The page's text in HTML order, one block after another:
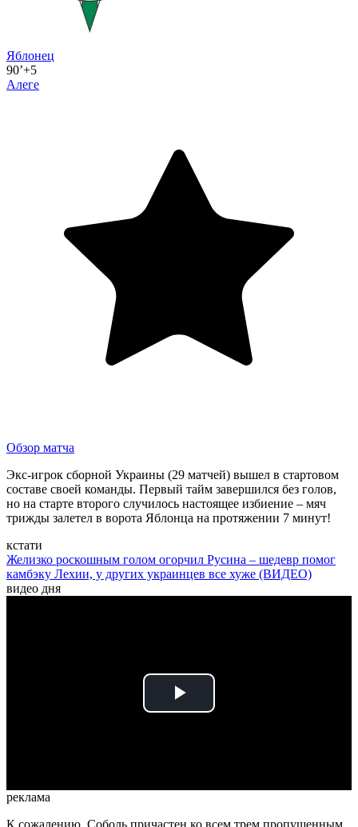
Яблонец
90’+5
Алеге
Обзор матча
Экс-игрок сборной Украины (29 матчей) вышел в стартовом
составе своей команды. Первый тайм завершился без голов,
но на старте второго случилось настоящее избиение – мяч
трижды залетел в ворота Яблонца на протяжении 7 минут!
кстати
Желизко роскошным голом огорчил Русина – шедевр помог
камбэку Лехии, у других украинцев все хуже (ВИДЕО)
видео дня
Play
реклама